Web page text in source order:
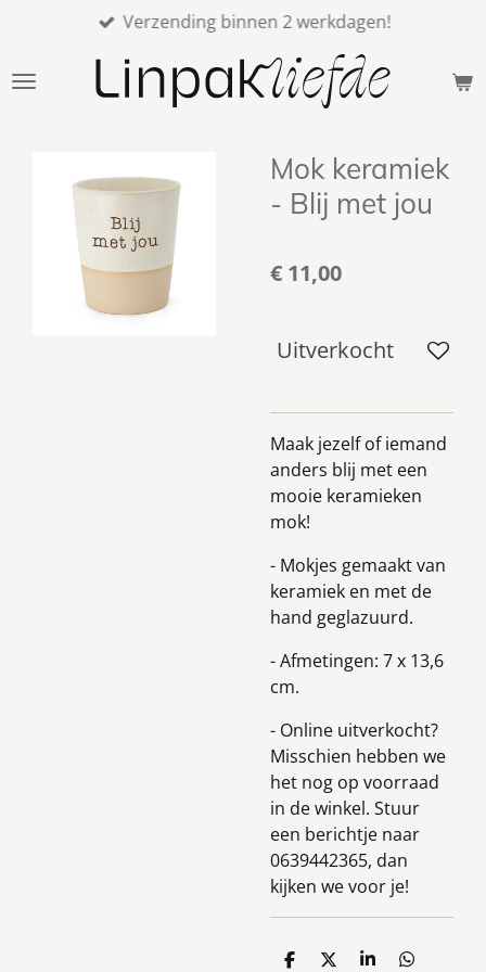
naar
Verzending binnen 2 werkdagen!
Mok keramiek
- Blij met jou
€ 11,00
Uitverkocht
Maak jezelf of iemand
anders blij met een
mooie keramieken
mok!
- Mokjes gemaakt van
keramiek en met de
hand geglazuurd.
- Afmetingen: 7 x 13,6
cm.
- Online uitverkocht?
Misschien hebben we
het nog op voorraad
in de winkel. Stuur
een berichtje naar
0639442365, dan
kijken we voor je!
D
D
S
D